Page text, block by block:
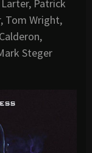
Patrick
Tom Wright,
Steger